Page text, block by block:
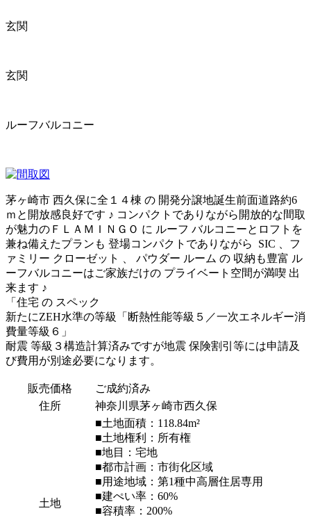
玄関
玄関
ルーフバルコニー
茅ヶ崎市 西久保に全１４棟 の 開発分譲地誕生前面道路約6
ｍと開放感良好です ♪ コンパクトでありながら開放的な間取
が魅力のＦＬＡＭＩＮＧＯ に ルーフ バルコニーとロフトを
兼ね備えたプランも 登場コンパクトでありながら SIC 、フ
ァミリー クローゼット 、 パウダー ルーム の 収納も豊富 ル
ーフバルコニーはご家族だけの プライベート空間が満喫 出
来ます ♪
「住宅 の スペック
新たにZEH水準の等級「断熱性能等級５／一次エネルギー消
費量等級６」
耐震 等級３構造計算済みですが地震 保険割引等には申請及
び費用が別途必要になります。
販売価格
ご成約済み
住所
神奈川県茅ヶ崎市西久保
土地
■土地面積：118.84m²
■土地権利：所有権
■地目：宅地
■都市計画：市街化区域
■用途地域：第1種中高層住居専用
■建ぺい率：60%
■容積率：200%